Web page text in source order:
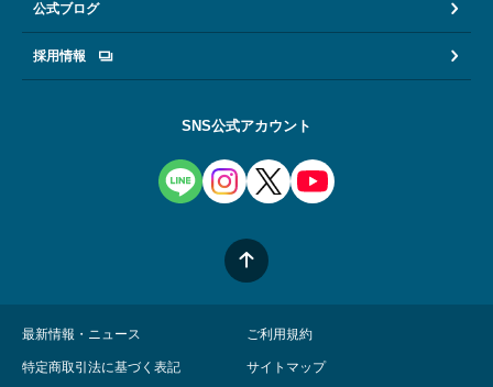
公式ブログ
採用情報
SNS公式アカウント
最新情報・ニュース ご利用規約
特定商取引法に基づく表記 サイトマップ